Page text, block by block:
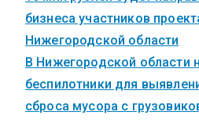
бизнеса участников
Нижегородской области
В Нижегородской области
беспилотники для
сброса мусора с